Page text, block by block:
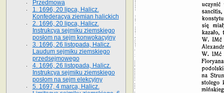
Przedmowa
1. 1696, 20 lipca, Halicz.
Konfederacya ziemian halickich
2. 1696, 20 lipca, Halicz.
Instrukcya sejmiku ziemskiego
posłom na sejm konwokacyjny
3. 1696, 26 listopada, Halicz.
Laudum sejmiku ziemskiego
przedsejmowego
4. 1696, 26 listopada, Halicz.
Instrukcya sejmiku ziemskiego
posłom na sejm elekcyjny
5. 1697, 4 marca, Halicz.